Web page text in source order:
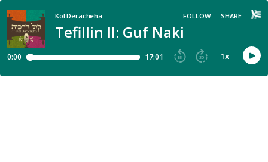
Tefillin II: Guf Naki
Kol Deracheha FOLLOW SHARE
0:00 17:01 15 30 1x